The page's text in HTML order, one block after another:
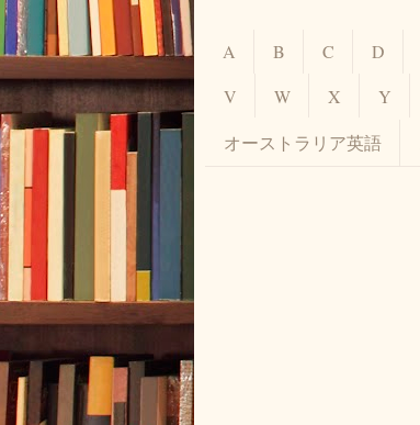
A B C D
V
W X Y
オーストラリア英語